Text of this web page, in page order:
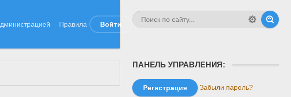
Правила Войти
ПАНЕЛЬ УПРАВЛЕНИЯ:
Регистрация Забыли пароль?